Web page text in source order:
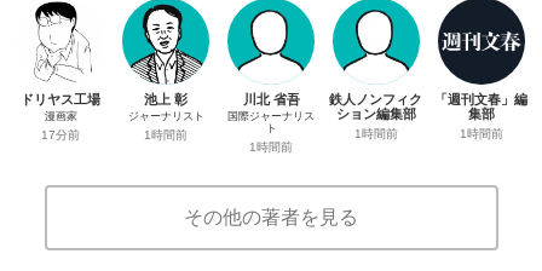
ドリヤス工場
漫画家
17分前
池上 彰
ジャーナリスト
1時間前
川北 省吾
国際ジャーナリス
ト
1時間前
鉄人ノンフィク
ション編集部
1時間前
「週刊文春」編
集部
1時間前
その他の著者を見る